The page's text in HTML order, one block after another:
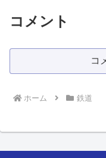
コメント
コ
ホーム 鉄道